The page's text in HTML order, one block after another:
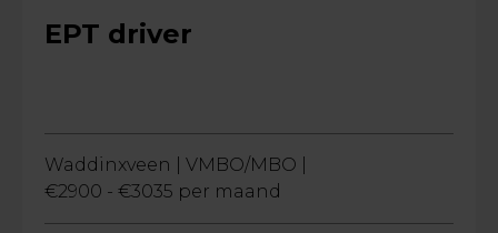
EPT driver
Waddinxveen |
VMBO/MBO |
€2900 - €3035 per maand